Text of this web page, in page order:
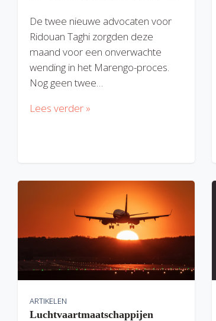
De twee nieuwe advocaten voor
Ridouan Taghi zorgden deze
maand voor een onverwachte
wending in het Marengo-proces.
Nog geen twee…
Lees verder »
ARTIKELEN
Luchtvaartmaatschappijen